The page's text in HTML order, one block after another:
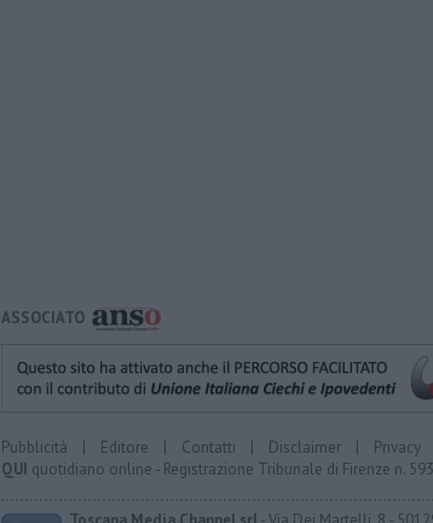
ASSOCIATO
Pubblicità | Editore | Contatti | Disclaimer | Privacy
QUI quotidiano online - Registrazione Tribunale di Firenze n.